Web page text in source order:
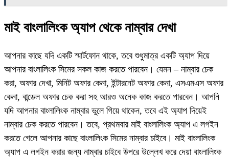
মাই বাংলালিংক অ্যাপ থেকে নাম্বার দেখা
আপনার কাছে যদি একটি স্মার্টফোন থাকে, তবে শুধুমাত্র একটি অ্যাপ দিয়ে
আপনার বাংলালিংক সিমের সকল কাজ করতে পারবেন। যেমন – নাম্বার চেক
করা, অফার দেখা, মিনিট অফার কেনা, ইন্টারনেট অফার কেনা, এসএমএস অফার
কেনা, বান্ডেল অফার চেক করা সহ আরও অনেক কাজ করতে পারবেন। আপনি
যদি আপনার বাংলালিংক নাম্বার ভুলে গিয়ে থাকেন, তবে এই অ্যাপ দিয়েই
নাম্বার চেক করতে পারবেন। তবে, প্রথমবার মাই বাংলালিংক অ্যাপ এ লগইন
করতে গেলে আপনার কাছে বাংলালিংক সিমের নাম্বার চাইবে। মাই বাংলালিংক
অ্যাপ এ লগইন করার জন্য নাম্বার চাইবে উপরে উল্লেখ করে দেয়া বাংলালিংক